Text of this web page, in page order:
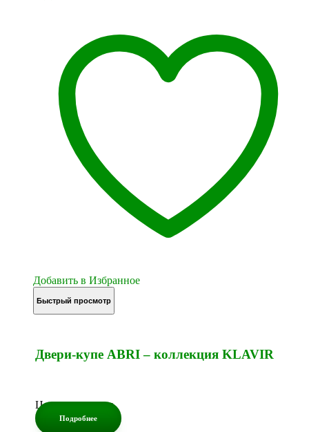
Добавить в Избранное
Быстрый просмотр
Двери-купе ABRI – коллекция KLAVIR
Цена по запросу
Подробнее